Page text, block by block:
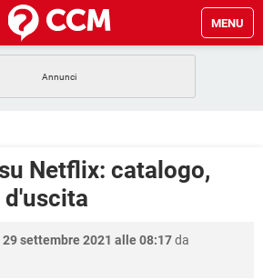
MENU
WINDOWS 10
WHATSAPP
ANDROID
WHATSAPP
GAMING
GAMING
Netflix: catalogo,
d'uscita
29 settembre 2021 alle 08:17da